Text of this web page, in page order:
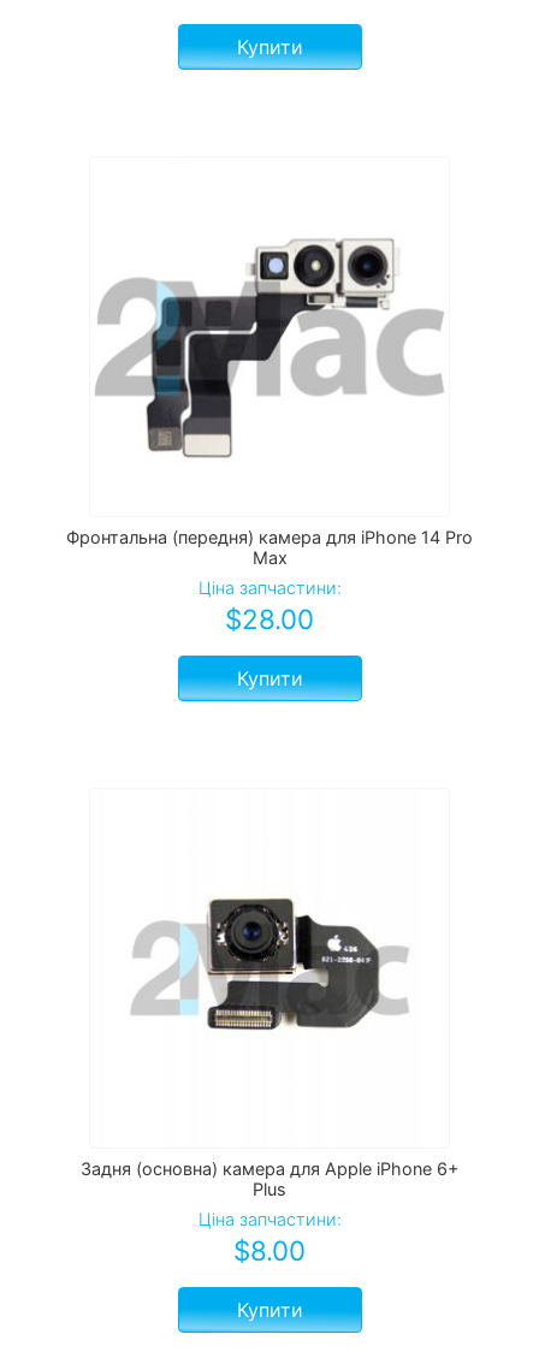
Купити
Фронтальна (передня) камера для iPhone 14 Pro
Max
Ціна запчастини:
$28.00
Купити
Задня (основна) камера для Apple iPhone 6+
Plus
Ціна запчастини:
$8.00
Купити